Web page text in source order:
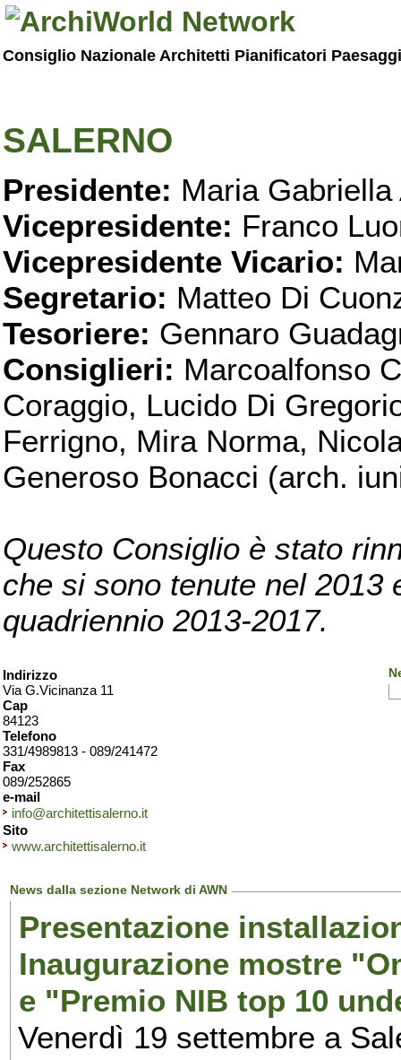
Consiglio Nazionale Architetti Pianificatori
SALERNO
Presidente: Maria Gabriella
Vicepresidente: Franco
Vicepresidente Vicario:
Segretario: Matteo Di
Tesoriere: Gennaro
Consiglieri: Marcoalfonso
Coraggio, Lucido Di
Ferrigno, Mira Norma,
Generoso Bonacci (arch.
Questo Consiglio è stato
che si sono tenute nel 2013
quadriennio 2013-2017.
Indirizzo
Via G.Vicinanza 11
Cap
84123
Telefono
331/4989813 - 089/241472
Fax
089/252865
e-mail
info@architettisalerno.it
Sito
www.architettisalerno.it
News dalla sezione Network di AWN
Presentazione
Inaugurazione mostre
e "Premio NIB top 10
Venerdì 19 settembre a